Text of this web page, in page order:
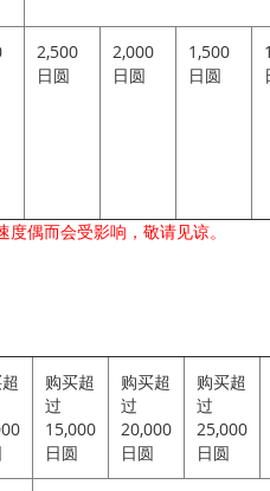
2,500
日圆
2,000
日圆
1,500
日圆
偶而会受影响，敬请见谅。
购买超
过
15,000
日圆
购买超
过
20,000
日圆
购买超
过
25,000
日圆